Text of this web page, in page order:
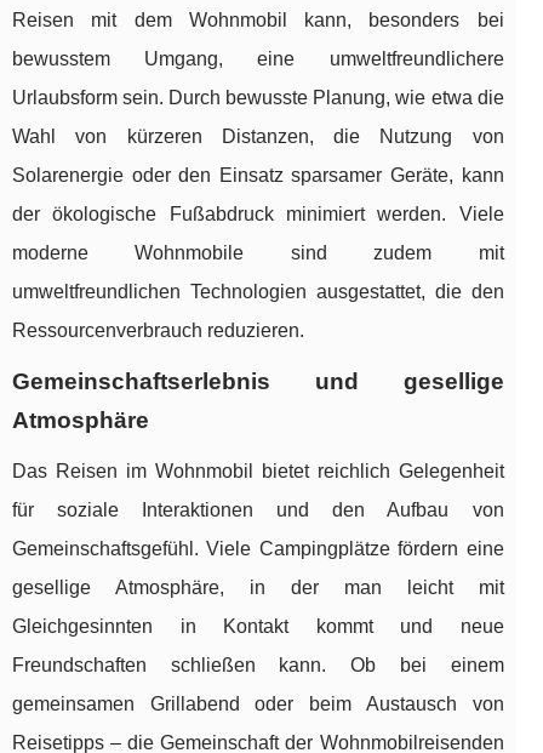
Reisen mit dem Wohnmobil kann, besonders bei
bewusstem Umgang, eine umweltfreundlichere
Urlaubsform sein. Durch bewusste Planung, wie etwa die
Wahl von kürzeren Distanzen, die Nutzung von
Solarenergie oder den Einsatz sparsamer Geräte, kann
der ökologische Fußabdruck minimiert werden. Viele
moderne Wohnmobile sind zudem mit
umweltfreundlichen Technologien ausgestattet, die den
Ressourcenverbrauch reduzieren.
Gemeinschaftserlebnis und gesellige
Atmosphäre
Das Reisen im Wohnmobil bietet reichlich Gelegenheit
für soziale Interaktionen und den Aufbau von
Gemeinschaftsgefühl. Viele Campingplätze fördern eine
gesellige Atmosphäre, in der man leicht mit
Gleichgesinnten in Kontakt kommt und neue
Freundschaften schließen kann. Ob bei einem
gemeinsamen Grillabend oder beim Austausch von
Reisetipps – die Gemeinschaft der Wohnmobilreisenden